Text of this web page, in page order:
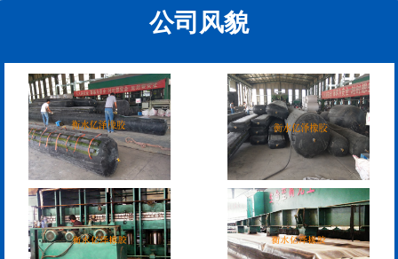
缩缝
L型桥梁伸缩缝 Z型桥梁伸缩缝
公司风貌